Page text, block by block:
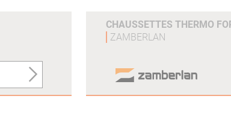
CHAUSSETTES THERMO
ZAMBERLAN